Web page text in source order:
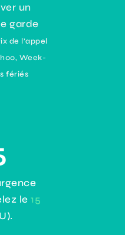
un
garde
de l’appel
Week-
fériés
le15